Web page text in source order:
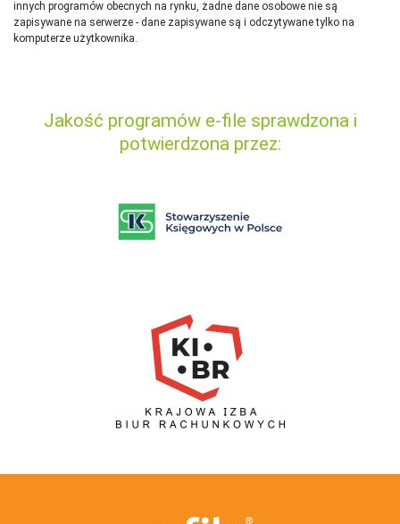
innych programów obecnych na rynku, żadne dane osobowe nie są
zapisywane na serwerze - dane zapisywane są i odczytywane tylko na
komputerze użytkownika.
Jakość programów e-file sprawdzona i
potwierdzona przez: